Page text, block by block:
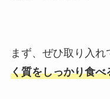
まず、ぜひ取り入
く質をしっかり食べ